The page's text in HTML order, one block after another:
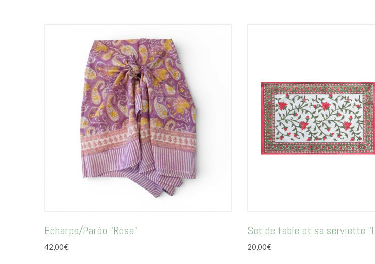
Echarpe/Paréo “Rosa”
42,00€
Set de table et sa serviette
20,00€